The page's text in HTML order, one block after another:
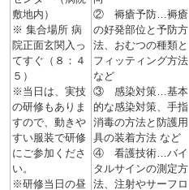
敷地内）
※ 集合場所 病
院正面玄関入っ
てすぐ（８：４
５）
※当日は、実技
の研修もありま
すので、動きや
すい服装で研修
にご参加くださ
い。
※研修当日の昼
② 褥瘡予防…褥瘡
の好発部位と予防方
法、おむつの種類と
フィッティング方法
など
③ 感染対策…基本
的な感染対策、手指
消毒の方法と防護用
具の装着方法 など
④ 看護技術…バイ
タルサインの測定方
法、注射やサーフロ